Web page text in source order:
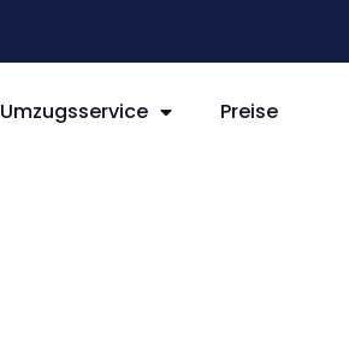
Umzugsservice Preise